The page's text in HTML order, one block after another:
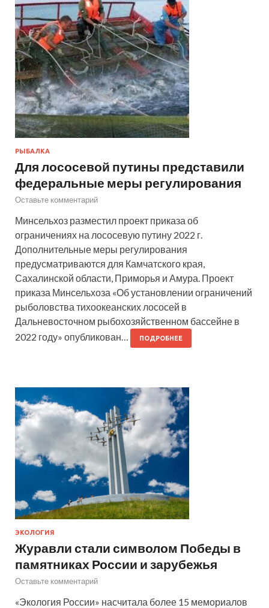
РЫБАЛКА
Для лососевой путины представили
федеральные меры регулирования
Оставьте комментарий
Минсельхоз разместил проект приказа об
ограничениях на лососевую путину 2022 г.
Дополнительные меры регулирования
предусматриваются для Камчатского края,
Сахалинской области, Приморья и Амура. Проект
приказа Минсельхоза «Об установлении ограничений
рыболовства тихоокеанских лососей в
Дальневосточном рыбохозяйственном бассейне в
2022 году» опубликован…
ПОДРОБНЕЕ
ЭКОЛОГИЯ
Журавли стали символом Победы в
памятниках России и зарубежья
Оставьте комментарий
«Экология России» насчитала более 15 мемориалов